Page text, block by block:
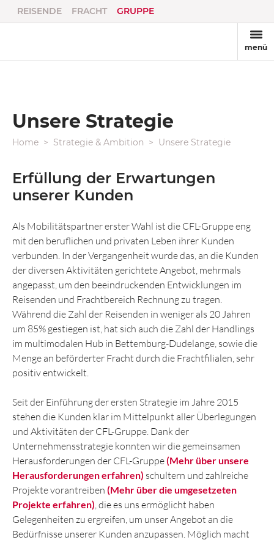
REISENDE FRACHT GRUPPE
menü
Unsere Strategie
Home Strategie & Ambition Unsere Strategie
Erfüllung der Erwartungen
unserer Kunden
Als Mobilitätspartner erster Wahl ist die CFL-Gruppe eng
mit den beruflichen und privaten Leben ihrer Kunden
verbunden. In der Vergangenheit wurde das, an die Kunden
der diversen Aktivitäten gerichtete Angebot, mehrmals
angepasst, um den beeindruckenden Entwicklungen im
Reisenden und Frachtbereich Rechnung zu tragen.
Während die Zahl der Reisenden in weniger als 20 Jahren
um 85% gestiegen ist, hat sich auch die Zahl der Handlings
im multimodalen Hub in Bettemburg-Dudelange, sowie die
Menge an beförderter Fracht durch die Frachtfilialen, sehr
positiv entwickelt.
Seit der Einführung der ersten Strategie im Jahre 2015
stehen die Kunden klar im Mittelpunkt aller Überlegungen
und Aktivitäten der CFL-Gruppe. Dank der
Unternehmensstrategie konnten wir die gemeinsamen
Herausforderungen der CFL-Gruppe(Mehr über unsere
Herausforderungen erfahren) schultern und zahlreiche
Projekte vorantreiben (Mehr über die umgesetzeten
Projekte erfahren) , die es uns ermöglicht haben
Gelegenheiten zu ergreifen, um unser Angebot an die
Bedürfnisse unserer Kunden anzupassen. Möglich macht